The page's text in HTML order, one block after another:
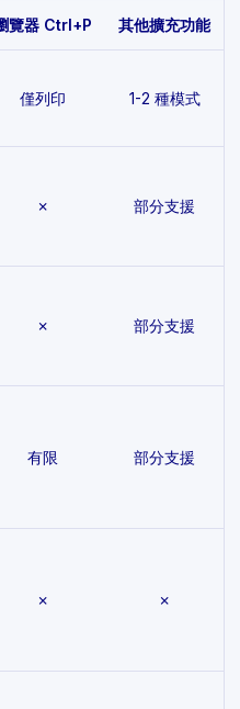
覽器 Ctrl+P 其他擴充功能
僅列印 1-2 種模式
✗ 部分支援
✗ 部分支援
有限 部分支援
✗ ✗